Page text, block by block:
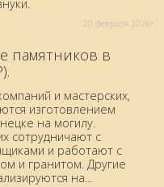
20 февраля 2026г.
памятников в
и мастерских,
изготовлением
на могилу.
сотрудничают с
и работают с
и гранитом. Другие
на...